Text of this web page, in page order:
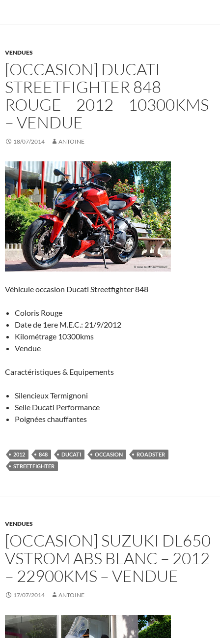
VENDUES
[OCCASION] DUCATI
STREETFIGHTER 848
ROUGE – 2012 – 10300KMS
– VENDUE
18/07/2014 ANTOINE
Véhicule occasion Ducati Streetfighter 848
Coloris Rouge
Date de 1ere M.E.C.: 21/9/2012
Kilométrage 10300kms
Vendue
Caractéristiques & Equipements
Silencieux Termignoni
Selle Ducati Performance
Poignées chauffantes
2012 848 DUCATI OCCASION
ROADSTER
STREETFIGHTER
VENDUES
[OCCASION] SUZUKI DL650
VSTROM ABS BLANC – 2012
– 22900KMS – VENDUE
17/07/2014 ANTOINE